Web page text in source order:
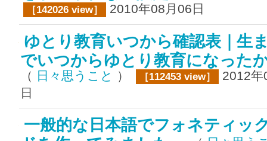
［142026 view］ 2010年08月06日
ゆとり教育いつから確認表｜生
でいつからゆとり教育になった
（ 日々思うこと ） ［112453 view］ 2012年
日
一般的な日本語でフォネティッ